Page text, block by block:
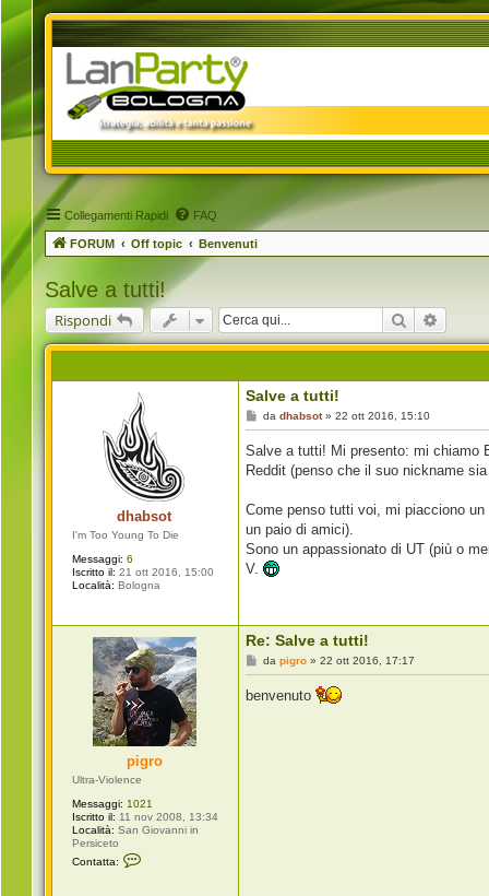
Collegamenti Rapidi FAQ
FORUM Off topic Benvenuti
Salve a tutti!
Rispondi Cerca
dhabsot
I'm Too Young To Die
Messaggi: 6
Iscritto il: 21 ott 2016, 15:00
Località: Bologna
Salve a tutti!
M
e
s
a
i
dadhabsot»22 ott 2016, 15:10
Salve a tutti! Mi presento: mi chiamo
Reddit (penso che il suo nickname
Come penso tutti voi, mi piacciono
un paio di amici).
Sono un appassionato di UT (più o
V.
pigro
Ultra-Violence
Messaggi: 1021
Iscritto il: 11 nov 2008, 13:34
Località: San Giovanni in
Persiceto
Contatta:
Re: Salve a tutti!
M
e
s
dapigro »22 ott 2016, 17:17
benvenuto